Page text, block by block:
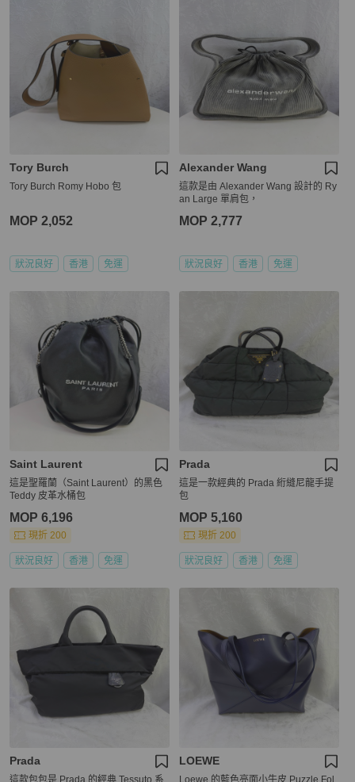
Tory Burch
Tory Burch Romy Hobo 包
MOP 2,052
狀況良好 香港 免運
Alexander Wang
這款是由 Alexander Wang 設計的 Ry
an Large 單肩包，
MOP 2,777
狀況良好 香港 免運
Saint Laurent
這是聖羅蘭（Saint Laurent）的黑色
Teddy 皮革水桶包
MOP 6,196
現折 200
狀況良好 香港 免運
Prada
這是一款經典的 Prada 絎縫尼龍手提
包
MOP 5,160
現折 200
狀況良好 香港 免運
Prada
這款包包是 Prada 的經典 Tessuto 系
LOEWE
Loewe 的藍色亮面小牛皮 Puzzle Fol